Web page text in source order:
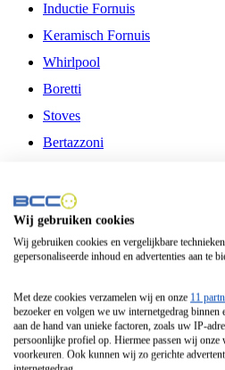
Inductie Fornuis
Keramisch Fornuis
Whirlpool
Boretti
Stoves
Bertazzoni
Fitelli
Airfryer
Frituurpan
Contactgrill
Broodbakmachine
Broodrooster
Wij gebruiken cookies
Wij gebruiken cookies en vergelijkbare
gepersonaliseerde inhoud en advertenties aan te
Met deze cookies verzamelen wij en onze 11
bezoeker en volgen we uw internetgedrag
aan de hand van unieke factoren, zoals uw IP-
persoonlijke profiel op. Hiermee passen wij onze
voorkeuren. Ook kunnen wij zo gerichte